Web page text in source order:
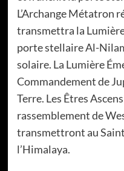
L’Archange Métatron
transmettra la
porte stellaire Al-
solaire. La Lumière
Commandement de
Terre. Les Êtres
rassemblement de
transmettront au
l’Himalaya.